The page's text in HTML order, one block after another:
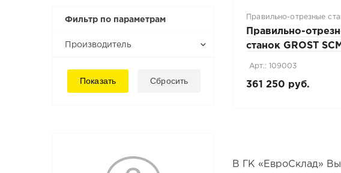
Фильтр по параметрам
Производитель
Правильно-отрезные
Правильно-
станок GROST
Арт.: 109003
361 250 руб.
В ГК «ЕвроСклад» Вы